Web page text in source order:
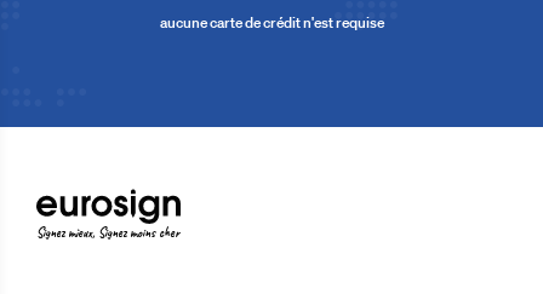
aucune carte de crédit n'est requise
Signez mieux, Signez moins cher